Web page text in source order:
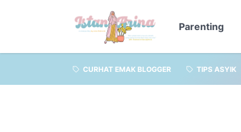
Parenting
CURHAT EMAK BLOGGER TIPS ASYIK